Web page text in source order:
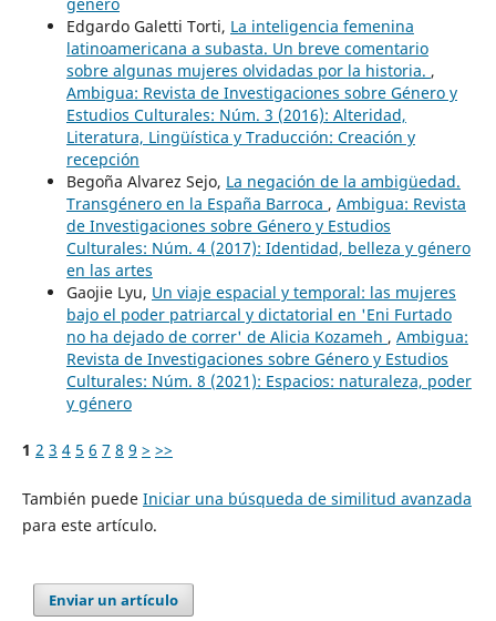
género
Edgardo Galetti Torti, La inteligencia femenina
latinoamericana a subasta. Un breve comentario
sobre algunas mujeres olvidadas por la historia. ,
Ambigua: Revista de Investigaciones sobre Género y
Estudios Culturales: Núm. 3 (2016): Alteridad,
Literatura, Lingüística y Traducción: Creación y
recepción
Begoña Alvarez Sejo, La negación de la ambigüedad.
Transgénero en la España Barroca , Ambigua: Revista
de Investigaciones sobre Género y Estudios
Culturales: Núm. 4 (2017): Identidad, belleza y género
en las artes
Gaojie Lyu, Un viaje espacial y temporal: las mujeres
bajo el poder patriarcal y dictatorial en 'Eni Furtado
no ha dejado de correr' de Alicia Kozameh , Ambigua:
Revista de Investigaciones sobre Género y Estudios
Culturales: Núm. 8 (2021): Espacios: naturaleza, poder
y género
1 2 3 4 5 6 7 8 9 > >>
También puede Iniciar una búsqueda de similitud avanzada
para este artículo.
Enviar un artículo